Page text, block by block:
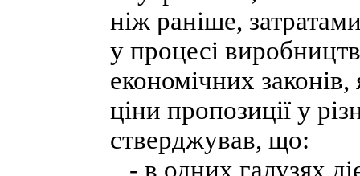
ніж раніше,
у процесі
економічних
ціни пропозиції у
стверджував, що:
- в одних галузях